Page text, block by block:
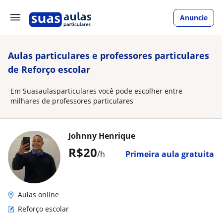
Anuncie
Aulas particulares e professores particulares
de Reforço escolar
Em Suasaulasparticulares você pode escolher entre
milhares de professores particulares
R$20/h Primeira aula gratuita
Johnny Henrique
Aulas online
Reforço escolar